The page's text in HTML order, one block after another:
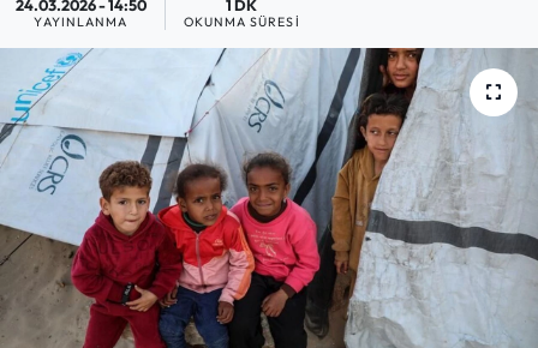
24.03.2026 - 14:50
YAYINLANMA
1 DK
OKUNMA SÜRESI